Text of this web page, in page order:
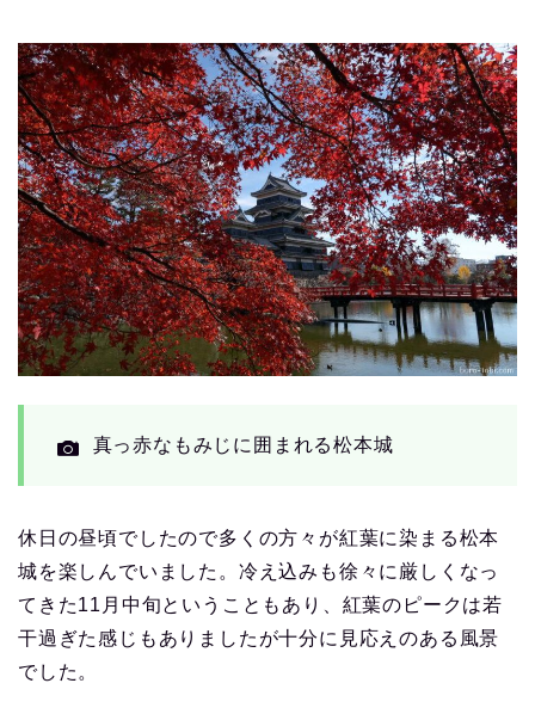
真っ赤なもみじに囲まれる松本城
休日の昼頃でしたので多くの方々が紅葉に染まる松本
城を楽しんでいました。冷え込みも徐々に厳しくなっ
てきた11月中旬ということもあり、紅葉のピークは若
干過ぎた感じもありましたが十分に見応えのある風景
でした。